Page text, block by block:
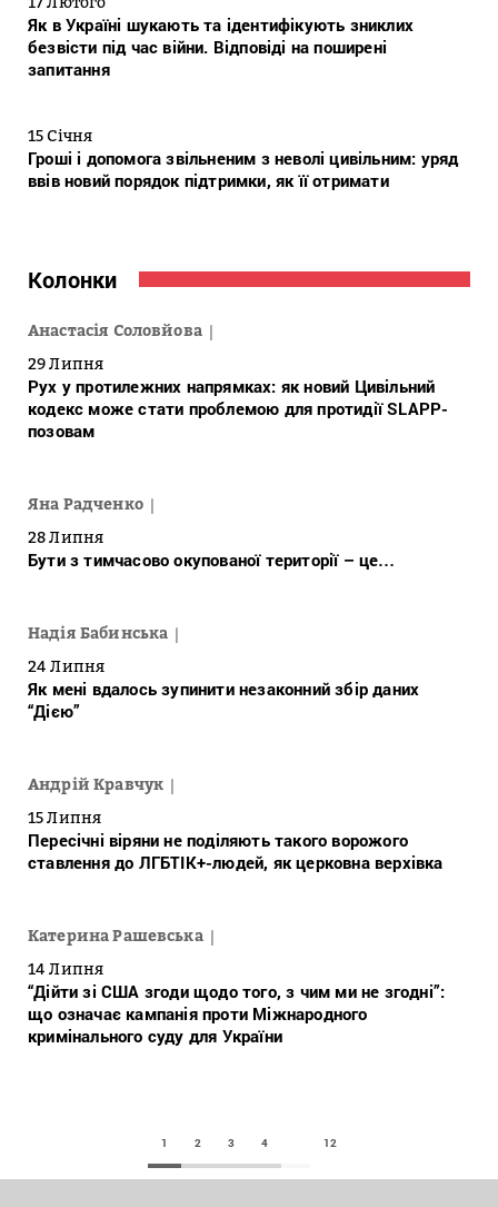
Як в Україні шукають та ідентифікують зниклих
безвісти під час війни. Відповіді на поширені
запитання
15 Січня
Гроші і допомога звільненим з неволі цивільним: уряд
ввів новий порядок підтримки, як її отримати
Колонки
Анастасія Соловйова
29 Липня
Рух у протилежних напрямках: як новий Цивільний
кодекс може стати проблемою для протидії SLAPP-
позовам
Яна Радченко
28 Липня
Бути з тимчасово окупованої території – це…
Надія Бабинська
24 Липня
Як мені вдалось зупинити незаконний збір даних
“Дією”
Андрій Кравчук
15 Липня
Пересічні віряни не поділяють такого ворожого
ставлення до ЛГБТІК+-людей, як церковна верхівка
Катерина Рашевська
14 Липня
“Дійти зі США згоди щодо того, з чим ми не згодні”:
що означає кампанія проти Міжнародного
кримінального суду для України
1 2 3 4 12